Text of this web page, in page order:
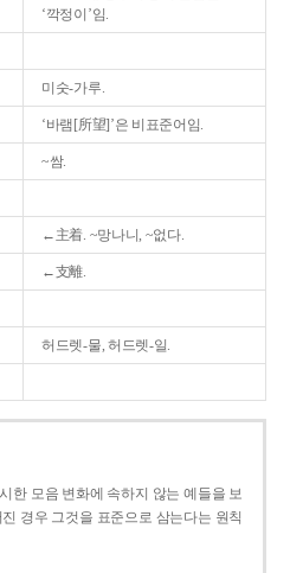
‘깍정이’임.
미숫-가루.
‘바램[所望]’은 비표준어임.
~쌈.
←主着. ~망나니, ~없다.
←支離.
허드렛-물, 허드렛-일.
한 모음 변화에 속하지 않는 예들을 보
경우 그것을 표준으로 삼는다는 원칙